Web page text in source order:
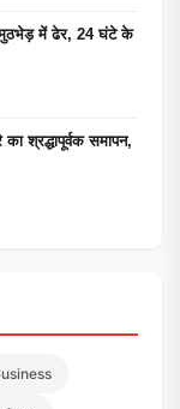
मुठभेड़ में ढेर, 24 घंटे के
श्रद्धापूर्वक समापन,